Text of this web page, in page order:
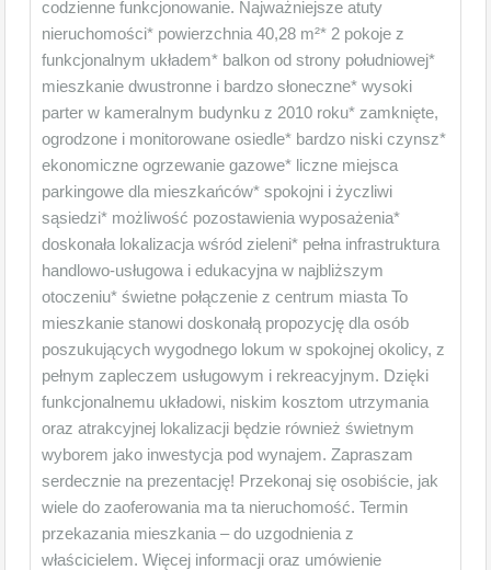
codzienne funkcjonowanie. Najważniejsze atuty
nieruchomości* powierzchnia 40,28 m²* 2 pokoje z
funkcjonalnym układem* balkon od strony południowej*
mieszkanie dwustronne i bardzo słoneczne* wysoki
parter w kameralnym budynku z 2010 roku* zamknięte,
ogrodzone i monitorowane osiedle* bardzo niski czynsz*
ekonomiczne ogrzewanie gazowe* liczne miejsca
parkingowe dla mieszkańców* spokojni i życzliwi
sąsiedzi* możliwość pozostawienia wyposażenia*
doskonała lokalizacja wśród zieleni* pełna infrastruktura
handlowo-usługowa i edukacyjna w najbliższym
otoczeniu* świetne połączenie z centrum miasta To
mieszkanie stanowi doskonałą propozycję dla osób
poszukujących wygodnego lokum w spokojnej okolicy, z
pełnym zapleczem usługowym i rekreacyjnym. Dzięki
funkcjonalnemu układowi, niskim kosztom utrzymania
oraz atrakcyjnej lokalizacji będzie również świetnym
wyborem jako inwestycja pod wynajem. Zapraszam
serdecznie na prezentację! Przekonaj się osobiście, jak
wiele do zaoferowania ma ta nieruchomość. Termin
przekazania mieszkania – do uzgodnienia z
właścicielem. Więcej informacji oraz umówienie